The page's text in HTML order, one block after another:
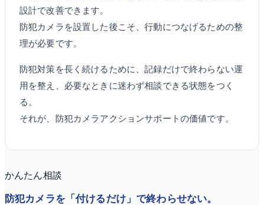
設計で改善できます。
防犯カメラを設置した後こそ、行動につなげるための整
理が必要です。
防犯対策を長く続けるために、記録だけで終わらない運
用を整え、必要なときに迷わず相談できる状態をつく
る。
それが、防犯カメラアクションサポートの価値です。
かんたん相談
防犯カメラを「付けるだけ」で終わらせない。